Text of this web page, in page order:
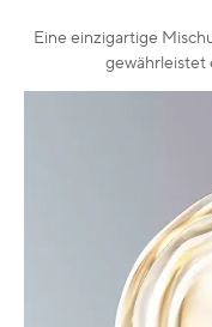
Eine einzigartige
gewährleistet